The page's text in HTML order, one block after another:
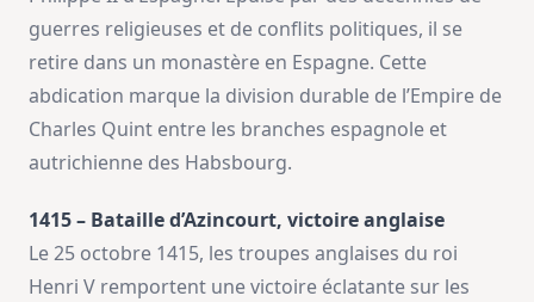
guerres religieuses et de conflits politiques, il se
retire dans un monastère en Espagne. Cette
abdication marque la division durable de l’Empire de
Charles Quint entre les branches espagnole et
autrichienne des Habsbourg.
1415 – Bataille d’Azincourt, victoire anglaise
Le 25 octobre 1415, les troupes anglaises du roi
Henri V remportent une victoire éclatante sur les